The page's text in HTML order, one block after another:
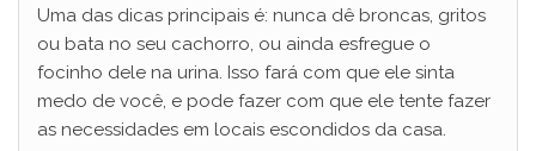
Uma das dicas principais é: nunca dê broncas, gritos
ou bata no seu cachorro, ou ainda esfregue o
focinho dele na urina. Isso fará com que ele sinta
medo de você, e pode fazer com que ele tente fazer
as necessidades em locais escondidos da casa.